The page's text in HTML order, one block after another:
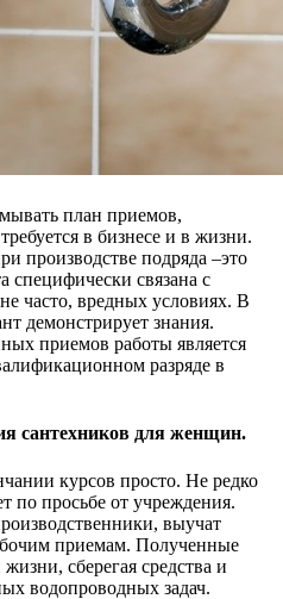
план приемов,
в бизнесе и в жизни.
производстве подряда –это
специфически связана с
часто, вредных условиях. В
демонстрирует знания.
приемов работы является
разряде в
сантехников для женщин.
курсов просто. Не редко
по просьбе от учреждения.
выучат
приемам. Полученные
сберегая средства и
водопроводных задач.